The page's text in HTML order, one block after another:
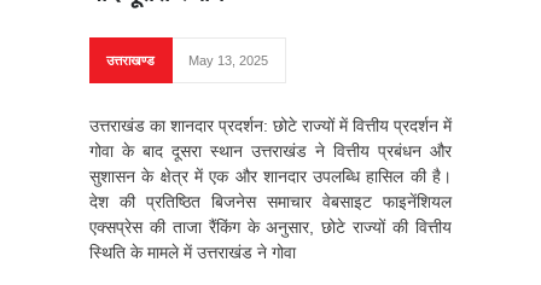
उत्तराखण्ड May 13, 2025
उत्तराखंड का शानदार प्रदर्शन: छोटे राज्यों में वित्तीय प्रदर्शन में
गोवा के बाद दूसरा स्थान उत्तराखंड ने वित्तीय प्रबंधन और
सुशासन के क्षेत्र में एक और शानदार उपलब्धि हासिल की है।
देश की प्रतिष्ठित बिजनेस समाचार वेबसाइट फाइनेंशियल
एक्सप्रेस की ताजा रैंकिंग के अनुसार, छोटे राज्यों की वित्तीय
स्थिति के मामले में उत्तराखंड ने गोवा